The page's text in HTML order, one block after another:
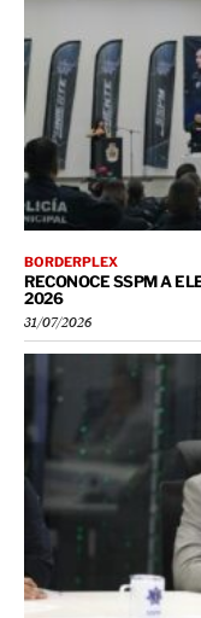
BORDERPLEX
RECONOCE SSPM A
2026
31/07/2026